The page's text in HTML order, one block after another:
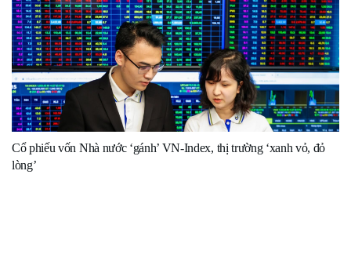
Cổ phiếu vốn Nhà nước ‘gánh’ VN-Index, thị trường ‘xanh vỏ, đỏ
lòng’